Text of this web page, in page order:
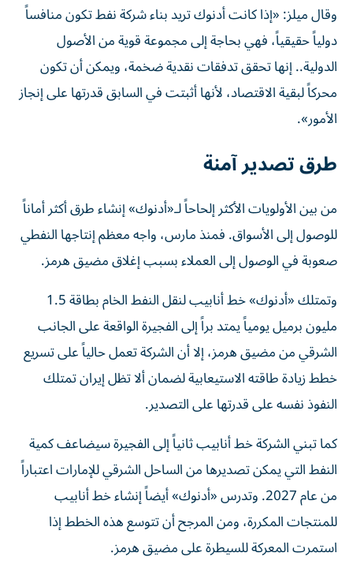
وقال ميلز: «إذا كانت أدنوك تريد بناء شركة نفط تكون منافساً
دولياً حقيقياً، فهي بحاجة إلى مجموعة قوية من الأصول
الدولية.. إنها تحقق تدفقات نقدية ضخمة، ويمكن أن تكون
محركاً لبقية الاقتصاد، لأنها أثبتت في السابق قدرتها على إنجاز
الأمور».
طرق تصدير آمنة
من بين الأولويات الأكثر إلحاحاً لـ«أدنوك» إنشاء طرق أكثر أماناً
للوصول إلى الأسواق. فمنذ مارس، واجه معظم إنتاجها النفطي
صعوبة في الوصول إلى العملاء بسبب إغلاق مضيق هرمز.
وتمتلك «أدنوك» خط أنابيب لنقل النفط الخام بطاقة 1.5
مليون برميل يومياً يمتد براً إلى الفجيرة الواقعة على الجانب
الشرقي من مضيق هرمز، إلا أن الشركة تعمل حالياً على تسريع
خطط زيادة طاقته الاستيعابية لضمان ألا تظل إيران تمتلك
النفوذ نفسه على قدرتها على التصدير.
كما تبني الشركة خط أنابيب ثانياً إلى الفجيرة سيضاعف كمية
النفط التي يمكن تصديرها من الساحل الشرقي للإمارات اعتباراً
من عام 2027. وتدرس «أدنوك» أيضاً إنشاء خط أنابيب
للمنتجات المكررة، ومن المرجح أن تتوسع هذه الخطط إذا
استمرت المعركة للسيطرة على مضيق هرمز.